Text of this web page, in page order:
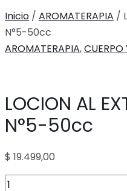
Inicio / AROMATERAPIA /
N°5-50cc
AROMATERAPIA,CUERPO
LOCION AL
N°5-50cc
$ 19.499,00
LOCION